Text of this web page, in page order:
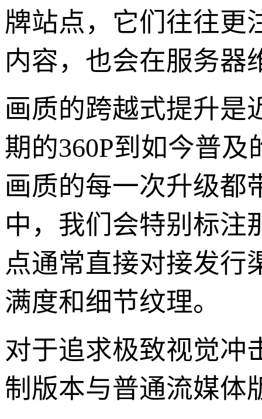
牌站点，它们往往更
内容，也会在服务器
画质的跨越式提升是
期的360P到如今普
画质的每一次升级都
中，我们会特别标注
点通常直接对接发行
满度和细节纹理。
对于追求极致视觉冲
制版本与普通流媒体